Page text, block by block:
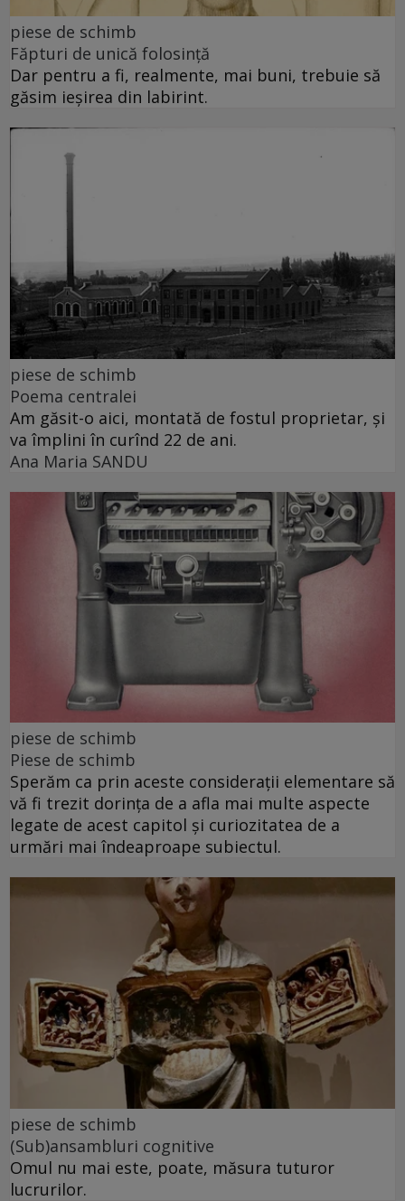
piese de schimb
Făpturi de unică folosință
Dar pentru a fi, realmente, mai buni, trebuie să
găsim ieșirea din labirint.
piese de schimb
Poema centralei
Am găsit-o aici, montată de fostul proprietar, și
va împlini în curînd 22 de ani.
Ana Maria SANDU
piese de schimb
Piese de schimb
Sperăm ca prin aceste considerații elementare să
vă fi trezit dorința de a afla mai multe aspecte
legate de acest capitol și curiozitatea de a
urmări mai îndeaproape subiectul.
piese de schimb
(Sub)ansambluri cognitive
Omul nu mai este, poate, măsura tuturor
lucrurilor.